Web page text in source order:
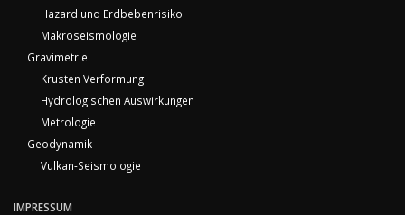
Hazard und Erdbebenrisiko
Makroseismologie
Gravimetrie
Krusten Verformung
Hydrologischen Auswirkungen
Metrologie
Geodynamik
Vulkan-Seismologie
IMPRESSUM